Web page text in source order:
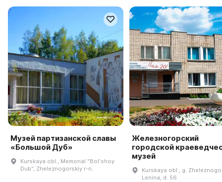
Музей партизанской славы
«Большой Дуб»
Kurskaya obl., Memorial "Bolʹshoy
Dub", Zheleznogorskiy r-n.
Железногорский
городской
музей
Kurskaya obl., g.
Lenina, d. 56